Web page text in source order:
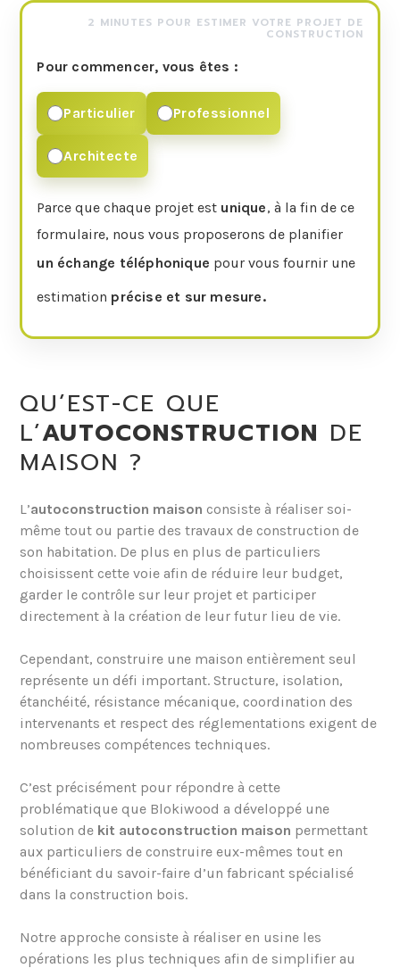
2 MINUTES POUR ESTIMER VOTRE PROJET DE
CONSTRUCTION
Pour commencer, vous êtes :
Particulier Professionnel
Architecte
Parce que chaque projet est unique, à la fin de ce
formulaire, nous vous proposerons de planifier
un échange téléphonique pour vous fournir une
estimation précise et sur mesure.
QU’EST-CE QUE
L’AUTOCONSTRUCTION DE
MAISON ?
L’autoconstruction maison consiste à réaliser soi-
même tout ou partie des travaux de construction de
son habitation. De plus en plus de particuliers
choisissent cette voie afin de réduire leur budget,
garder le contrôle sur leur projet et participer
directement à la création de leur futur lieu de vie.
Cependant, construire une maison entièrement seul
représente un défi important. Structure, isolation,
étanchéité, résistance mécanique, coordination des
intervenants et respect des réglementations exigent de
nombreuses compétences techniques.
C’est précisément pour répondre à cette
problématique que Blokiwood a développé une
solution de kit autoconstruction maison permettant
aux particuliers de construire eux-mêmes tout en
bénéficiant du savoir-faire d’un fabricant spécialisé
dans la construction bois.
Notre approche consiste à réaliser en usine les
opérations les plus techniques afin de simplifier au